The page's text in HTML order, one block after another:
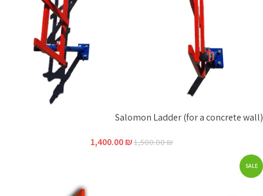
Salomon Ladder (for a concrete wall)
1,500.00₪
1,400.00₪
SALE